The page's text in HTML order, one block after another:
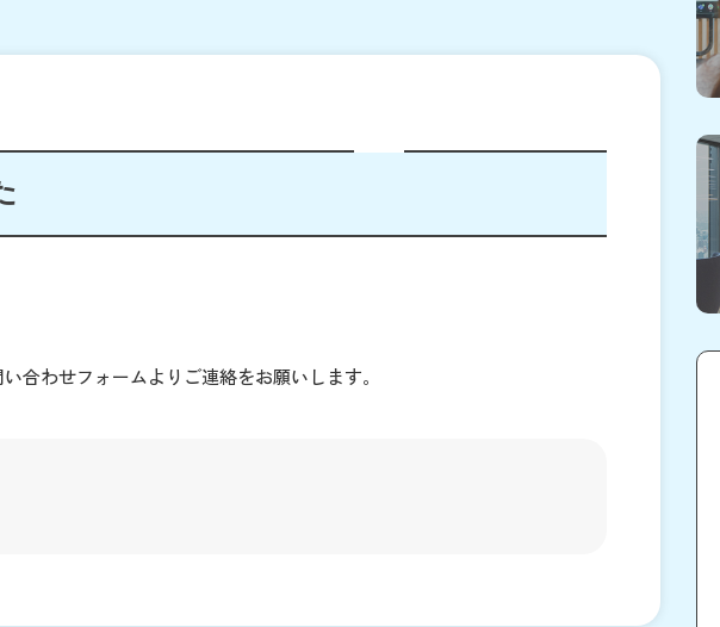
合わせフォームよりご連絡をお願いします。